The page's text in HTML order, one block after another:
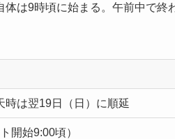
は9時頃に始まる。午前中で終
は翌19日（日）に順延
開始9:00頃）